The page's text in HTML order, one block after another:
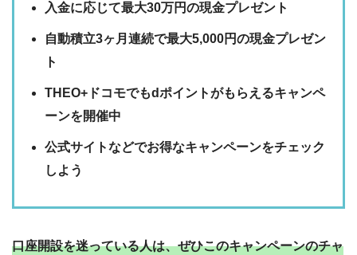
入金に応じて最大30万円の現金プレゼント
自動積立3ヶ月連続で最大5,000円の現金プレゼン
ト
THEO+ドコモでもdポイントがもらえるキャンペ
ーンを開催中
公式サイトなどでお得なキャンペーンをチェック
しよう
口座開設を迷っている人は、ぜひこのキャンペーンのチャ